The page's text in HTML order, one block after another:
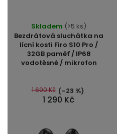
Bezdrátová sluchátka na
lícní kosti Firo S10 Pro /
32GB paměť / IP68
vodotěsné / mikrofon
hodnocení
produktu
je
5,0
5
hvězdiček.
Skladem (>5 ks)
1 290 Kč
1 690 Kč (–23 %)